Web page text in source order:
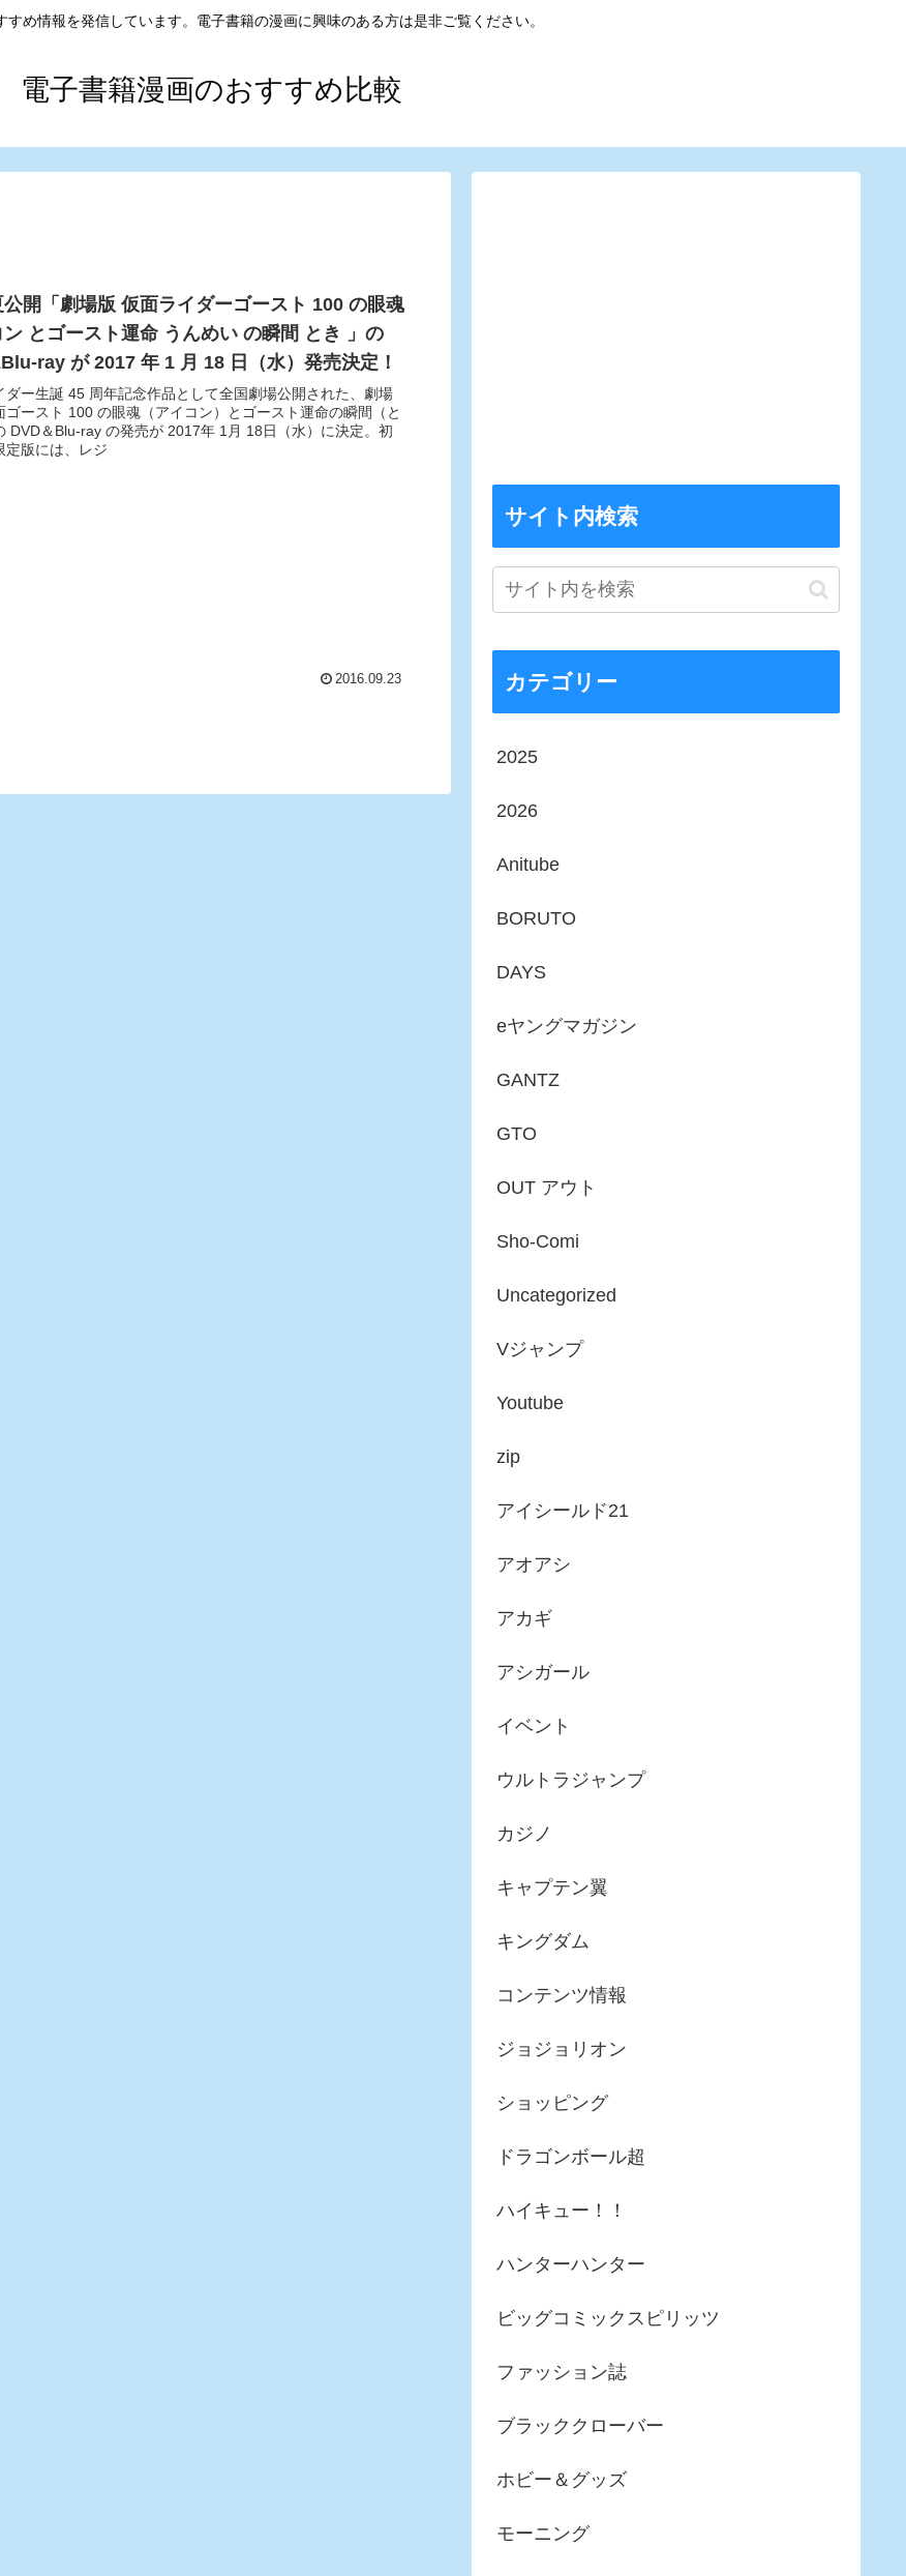
すめ情報を発信しています。電子書籍の漫画に興味のある方は是非ご覧ください。
電子書籍漫画のおすすめ比較
公開「劇場版 仮面ライダーゴースト 100 の眼魂
ン とゴースト運命 うんめい の瞬間 とき 」の
ray が 2017 年 1 月 18 日（水）発売決定！
ダー生誕 45 周年記念作品として全国劇場公開された、劇場
ゴースト 100 の眼魂（アイコン）とゴースト運命の瞬間（と
DVD＆Blu-ray の発売が 2017年 1月 18日（水）に決定。初
定版には、レジ
2016.09.23
サイト内検索
カテゴリー
2025
2026
Anitube
BORUTO
DAYS
eヤングマガジン
GANTZ
GTO
OUT アウト
Sho-Comi
Uncategorized
Vジャンプ
Youtube
zip
アイシールド21
アオアシ
アカギ
アシガール
イベント
ウルトラジャンプ
カジノ
キャプテン翼
キングダム
コンテンツ情報
ジョジョリオン
ショッピング
ドラゴンボール超
ハイキュー！！
ハンターハンター
ビッグコミックスピリッツ
ファッション誌
ブラッククローバー
ホビー＆グッズ
モーニング